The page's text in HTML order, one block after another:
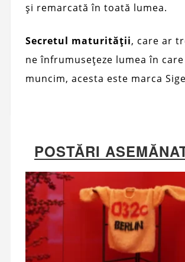
și remarcată în toată lumea.
Secretul maturității, care ar
ne înfrumusețeze lumea în
muncim, acesta este marca
POSTĂRI